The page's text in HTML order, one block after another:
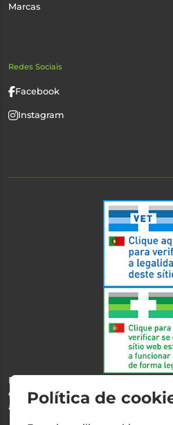
Marcas
Redes Sociais
Facebook
Instagram
Esta farmácia encontra-se
dispensa de medicamentos e
através da internet.
Política de